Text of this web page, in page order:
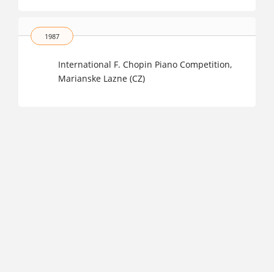
1987
International F. Chopin Piano Competition,
Marianske Lazne (CZ)